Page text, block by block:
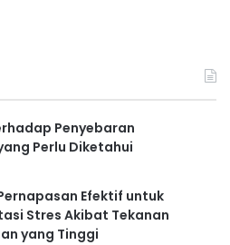
Penyebaran
Perlu Diketahui
Efektif untuk
Stres Akibat Tekanan
yang Tinggi